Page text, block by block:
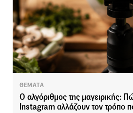
ΘΕΜΑΤΑ
Ο αλγόριθμος της μαγειρικής:
Instagram αλλάζουν τον τρόπο